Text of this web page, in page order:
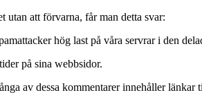
utan att förvarna, får man detta svar:
hög last på våra servrar i den
på sina webbsidor.
av dessa kommentarer innehåller